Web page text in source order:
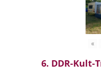
«
6. DDR-Kult-